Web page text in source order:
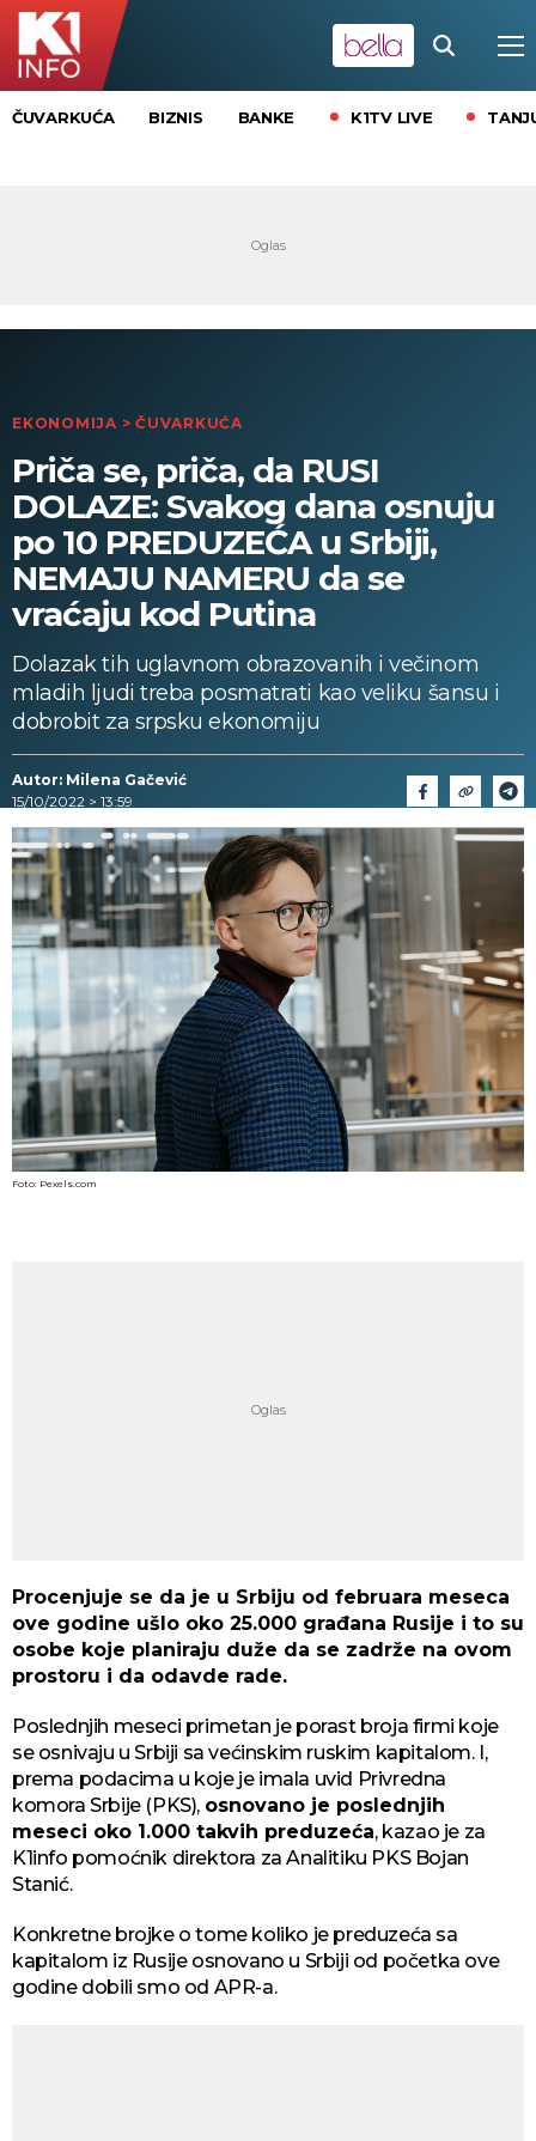
ČUVARKUĆA BIZNIS BANKE K1TV LIVE
EKONOMIJA > ČUVARKUĆA
Priča se, priča, da RUSI
DOLAZE: Svakog dana osnuju
po 10 PREDUZEĆA u Srbiji,
NEMAJU NAMERU da se
vraćaju kod Putina
Dolazak tih uglavnom obrazovanih i večinom
mladih ljudi treba posmatrati kao veliku šansu i
dobrobit za srpsku ekonomiju
Autor: Milena Gačević
15/10/2022 > 13:59
Foto: Pexels.com
Procenjuje se da je u Srbiju od februara meseca
ove godine ušlo oko 25.000 građana Rusije i to su
osobe koje planiraju duže da se zadrže na ovom
prostoru i da odavde rade.
Poslednjih meseci primetan je porast broja firmi koje
se osnivaju u Srbiji sa većinskim ruskim kapitalom. I,
prema podacima u koje je imala uvid Privredna
komora Srbije (PKS), osnovano je poslednjih
meseci oko 1.000 takvih preduzeća, kazao je za
K1info pomoćnik direktora za Analitiku PKS Bojan
Stanić.
Konkretne brojke o tome koliko je preduzeća sa
kapitalom iz Rusije osnovano u Srbiji od početka ove
godine dobili smo od APR-a.